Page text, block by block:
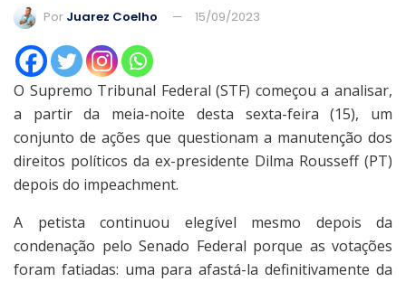
Por Juarez Coelho 15/09/2023
O Supremo Tribunal Federal (STF) começou a analisar,
a partir da meia-noite desta sexta-feira (15), um
conjunto de ações que questionam a manutenção dos
direitos políticos da ex-presidente Dilma Rousseff (PT)
depois do impeachment.
A petista continuou elegível mesmo depois da
condenação pelo Senado Federal porque as votações
foram fatiadas: uma para afastá-la definitivamente da